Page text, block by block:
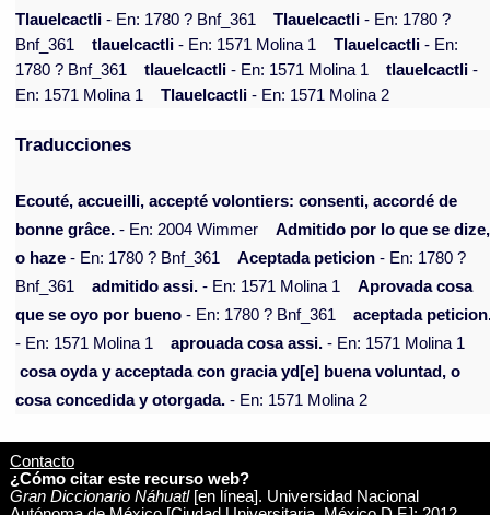
Tlauelcactli - En: 1780 ? Bnf_361 Tlauelcactli - En: 1780 ?
Bnf_361
tlauelcactli - En: 1571 Molina 1 Tlauelcactli - En:
1780 ? Bnf_361
tlauelcactli - En: 1571 Molina 1 tlauelcactli -
En: 1571 Molina 1
Tlauelcactli - En: 1571 Molina 2
Traducciones
Ecouté, accueilli, accepté volontiers: consenti, accordé de
bonne grâce. - En: 2004 Wimmer
Admitido por lo que se dize,
o haze - En: 1780 ? Bnf_361 Aceptada peticion - En: 1780 ?
Bnf_361
admitido assi. - En: 1571 Molina 1
Aprovada cosa
que se oyo por bueno - En: 1780 ? Bnf_361
aceptada
- En: 1571 Molina 1
aprouada cosa assi. - En: 1571 Molina 1
cosa oyda y acceptada con gracia yd[e] buena voluntad, o
cosa concedida y otorgada. - En: 1571 Molina 2
Contacto
¿Cómo citar este recurso web?
Gran Diccionario Náhuatl[en línea]. Universidad Nacional